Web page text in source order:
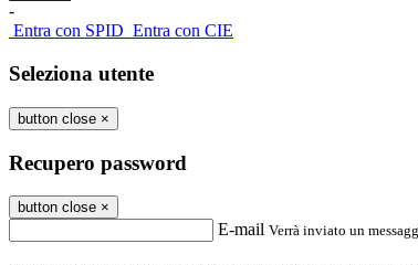
-
Entra con SPID Entra con CIE
Seleziona utente
button close ×
Recupero password
button close ×
E-mail Verrà inviato un